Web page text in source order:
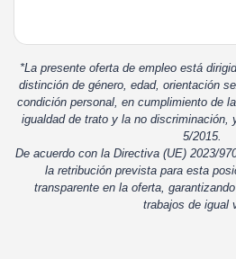
*La presente oferta de empleo está
distinción de género, edad, orientación
condición personal, en cumplimiento de
igualdad de trato y la no discriminación,
5/2015.
De acuerdo con la Directiva (UE) 2023/
la retribución prevista para esta
transparente en la oferta,
trabajos de igual